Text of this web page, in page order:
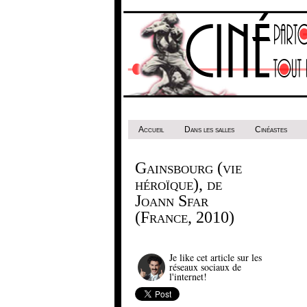
Accueil Dans les salles Cinéastes
Gainsbourg (vie
héroïque), de
Joann Sfar
(France, 2010)
Je like cet article sur les
réseaux sociaux de
l'internet!